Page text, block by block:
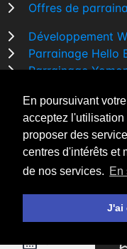
En poursuivant
acceptez
proposer des
centres d'intérêts et
de nos services. En
J'ai
Offres de
Développement
Parrainage Hello
Parrainage
Comparatif
By Night v5.7.3|
par